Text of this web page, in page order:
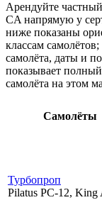
Арендуйте
CA напрямую у
ниже показаны
классам
самолёта, даты и
показывает
самолёта на этом
Самолёты
Турбопроп
Pilatus PC-12, King